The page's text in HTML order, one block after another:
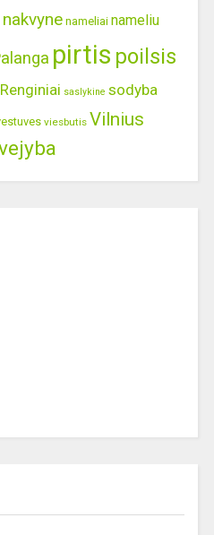
nakvyne nameliai nameliu
pirtis poilsis
Renginiai saslykine sodyba
viesbutis Vilnius